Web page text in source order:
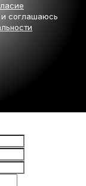
и соглашаюсь